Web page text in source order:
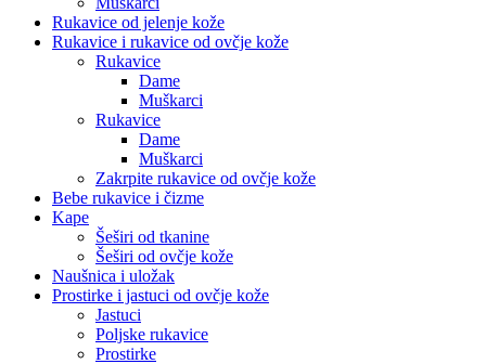
Rukavice od jelenje kože
Rukavice i rukavice od ovčje kože
Rukavice
Dame
Muškarci
Rukavice
Dame
Muškarci
Zakrpite rukavice od ovčje kože
Bebe rukavice i čizme
Kape
Šeširi od tkanine
Šeširi od ovčje kože
Naušnica i uložak
Prostirke i jastuci od ovčje kože
Jastuci
Poljske rukavice
Prostirke